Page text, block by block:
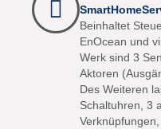
Beinhaltet
EnOcean und
Werk sind 3
Aktoren
Des Weiteren
Schaltuhren, 3